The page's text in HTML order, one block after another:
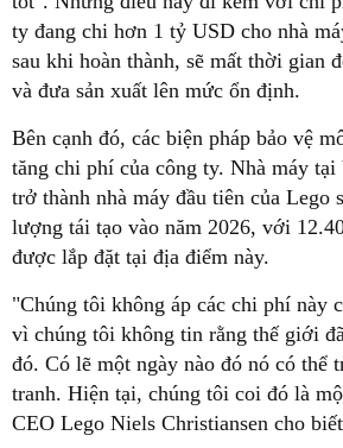
ty đang chi hơn 1 tỷ USD cho nhà
sau khi hoàn thành, sẽ mất thời gian
và đưa sản xuất lên mức ổn định.
Bên cạnh đó, các biện pháp bảo vệ
tăng chi phí của công ty. Nhà máy
trở thành nhà máy đầu tiên của Lego
lượng tái tạo vào năm 2026, với
được lắp đặt tại địa điểm này.
"Chúng tôi không áp các chi phí này
vì chúng tôi không tin rằng thế giới
đó. Có lẽ một ngày nào đó nó có thể
tranh. Hiện tại, chúng tôi coi đó là
CEO Lego Niels Christiansen cho